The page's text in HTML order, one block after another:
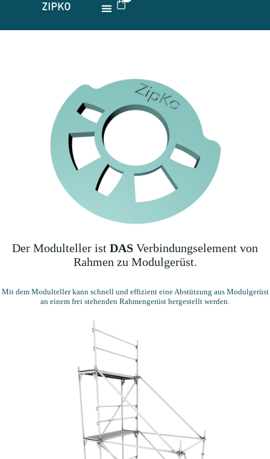
Der Modulteller ist DAS Verbindungselement von
Rahmen zu Modulgerüst.
Mit dem Modulteller kann schnell und effizient eine Abstützung aus Modulgerüst
an einem frei stehenden Rahmengerüst hergestellt werden.